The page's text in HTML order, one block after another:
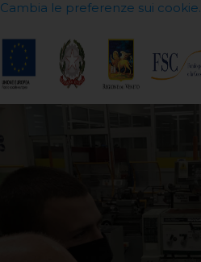
Cambia le preferenze sui cookie.